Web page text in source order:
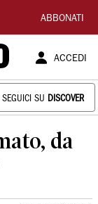
ABBONATI
ACCEDI
SEGUICI SU DISCOVER
da